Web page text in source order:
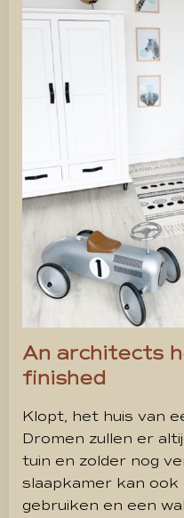
An architects
finished
Klopt, het huis van
Dromen zullen er
tuin en zolder nog
slaapkamer kan
gebruiken en een